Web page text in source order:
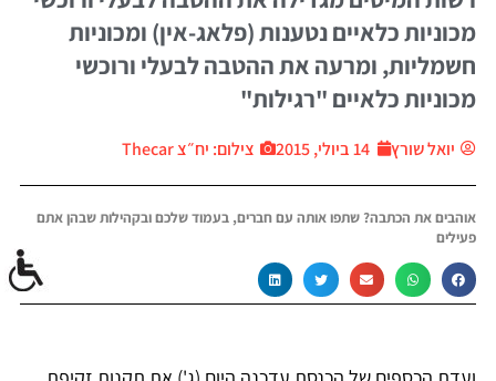
מכוניות כלאיים נטענות (פלאג-אין) ומכוניות
חשמליות, ומרעה את ההטבה לבעלי ורוכשי
מכוניות כלאיים "רגילות"
יואל שורץ 14 ביולי, 2015 צילום: יח״צ Thecar
אוהבים את הכתבה? שתפו אותה עם חברים, בעמוד שלכם ובקהילות שבהן אתם
פעילים